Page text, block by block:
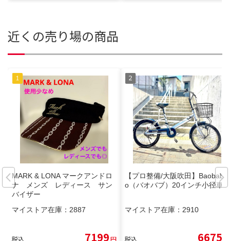
近くの売り場の商品
MARK & LONA マークアンドロ
ナ メンズ レディース サン
バイザー
マイストア在庫： 2887
税込 7199円
【プロ整備/大阪吹田】Baobabo
o（バオバブ）20インチ小径車
マイストア在庫： 2910
税込 6675